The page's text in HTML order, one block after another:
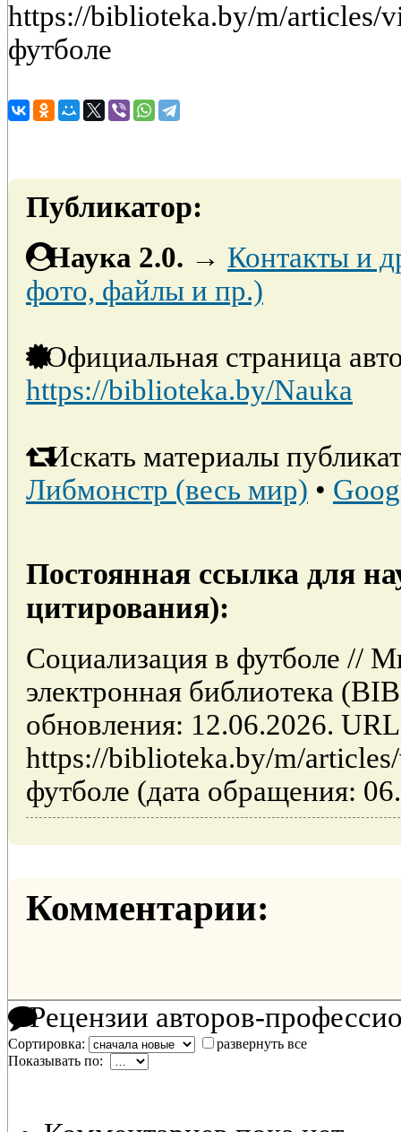
https://biblioteka.by/m/articles/
футболе
Публикатор:
Наука 2.0. → Контакты и
фото, файлы и пр.)
Официальная страница
https://biblioteka.by/Nauka
Искать материалы
Либмонстр (весь мир) •
Постоянная ссылка для
цитирования):
Социализация в футболе //
электронная библиотека
обновления: 12.06.2026.
https://biblioteka.by/m/
футболе (дата обращения:
Комментарии:
Рецензии авторов-
Сортировка:
развернуть все
Показывать по: